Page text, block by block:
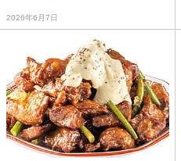
2026年6月7日